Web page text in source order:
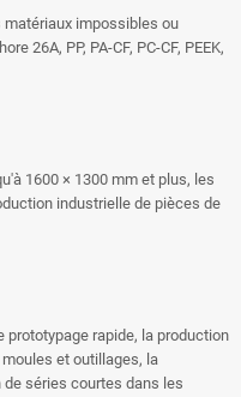
matériaux impossibles ou
26A, PP, PA-CF, PC-CF, PEEK,
1600 × 1300 mm et plus, les
industrielle de pièces de
prototypage rapide, la production
et outillages, la
séries courtes dans les